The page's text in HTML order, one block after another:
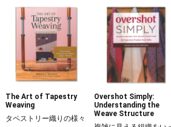
The Art of Tapestry
Weaving
タペストリー織りの様々
Overshot Simply:
Understanding the
Weave Structure